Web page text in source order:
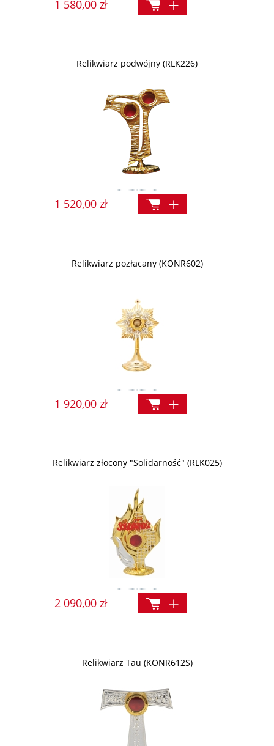
1 580,00 zł
Relikwiarz podwójny (RLK226)
1 520,00 zł
Relikwiarz pozłacany (KONR602)
1 920,00 zł
Relikwiarz złocony "Solidarność" (RLK025)
2 090,00 zł
Relikwiarz Tau (KONR612S)